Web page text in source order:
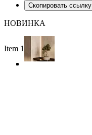
Скопировать ссылку
НОВИНКА
Item 1 of 4